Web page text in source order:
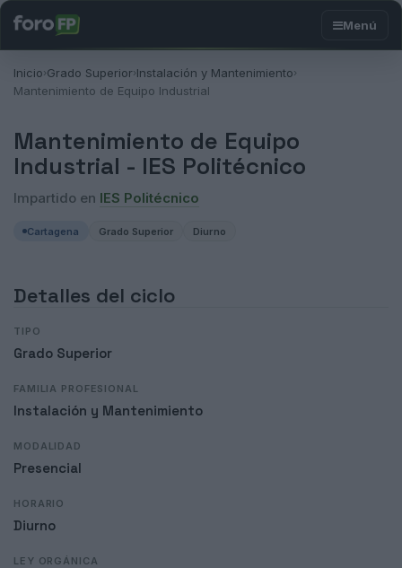
Inicio›Grado Superior›Instalación y Mantenimiento›
Mantenimiento de Equipo Industrial
Mantenimiento de Equipo
Industrial - IES Politécnico
Impartido en IES Politécnico
Cartagena Grado Superior Diurno
Detalles del ciclo
TIPO
Grado Superior
FAMILIA PROFESIONAL
Instalación y Mantenimiento
MODALIDAD
Presencial
HORARIO
Diurno
LEY ORGÁNICA